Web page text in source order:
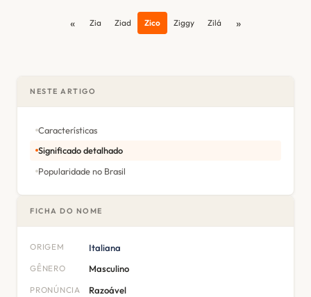
« Zia Ziad Zico Ziggy Zilá »
NESTE ARTIGO
Características
Significado detalhado
Popularidade no Brasil
FICHA DO NOME
ORIGEM Italiana
GÊNERO Masculino
PRONÚNCIA Razoável